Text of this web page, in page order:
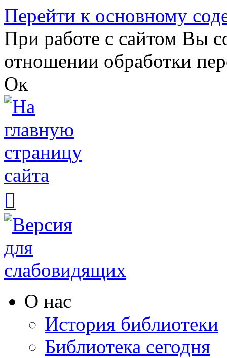
Перейти к основному
При работе с сайтом Вы
отношении обработки
Ок

О нас
История библиотеки
Библиотека сегодня